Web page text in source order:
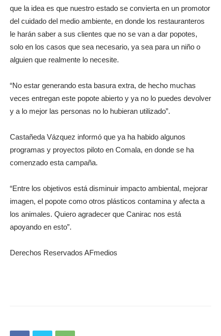
que la idea es que nuestro estado se convierta en un promotor
del cuidado del medio ambiente, en donde los restauranteros
le harán saber a sus clientes que no se van a dar popotes,
solo en los casos que sea necesario, ya sea para un niño o
alguien que realmente lo necesite.
“No estar generando esta basura extra, de hecho muchas
veces entregan este popote abierto y ya no lo puedes devolver
y a lo mejor las personas no lo hubieran utilizado”.
Castañeda Vázquez informó que ya ha habido algunos
programas y proyectos piloto en Comala, en donde se ha
comenzado esta campaña.
“Entre los objetivos está disminuir impacto ambiental, mejorar
imagen, el popote como otros plásticos contamina y afecta a
los animales. Quiero agradecer que Canirac nos está
apoyando en esto”.
Derechos Reservados AFmedios